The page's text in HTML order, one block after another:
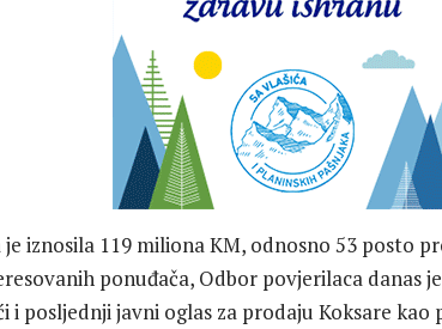
iznosila 119 miliona KM, odnosno 53 posto
ponuđača, Odbor povjerilaca danas
i posljednji javni oglas za prodaju Koksare